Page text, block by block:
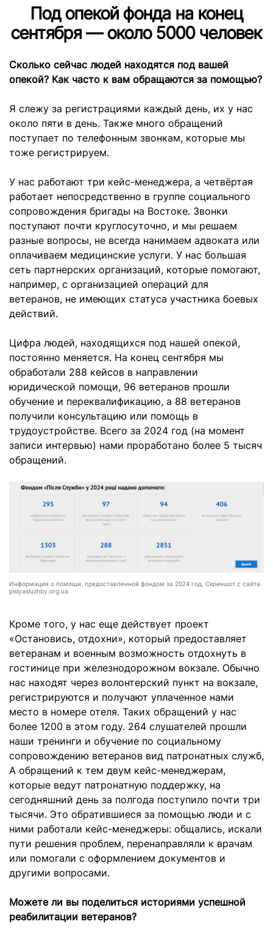
Под опекой фонда на конец
сентября — около 5000 человек
Сколько сейчас людей находятся под вашей
опекой? Как часто к вам обращаются за помощью?
Я слежу за регистрациями каждый день, их у нас
около пяти в день. Также много обращений
поступает по телефонным звонкам, которые мы
тоже регистрируем.
У нас работают три кейс-менеджера, а четвёртая
работает непосредственно в группе социального
сопровождения бригады на Востоке. Звонки
поступают почти круглосуточно, и мы решаем
разные вопросы, не всегда нанимаем адвоката или
оплачиваем медицинские услуги. У нас большая
сеть партнерских организаций, которые помогают,
например, с организацией операций для
ветеранов, не имеющих статуса участника боевых
действий.
Цифра людей, находящихся под нашей опекой,
постоянно меняется. На конец сентября мы
обработали 288 кейсов в направлении
юридической помощи, 96 ветеранов прошли
обучение и переквалификацию, а 88 ветеранов
получили консультацию или помощь в
трудоустройстве. Всего за 2024 год (на момент
записи интервью) нами проработано более 5 тысяч
обращений.
Информация о помощи, предоставленной фондом за 2024 год. Скриншот с сайта
pislyasluzhby.org.ua
Кроме того, у нас еще действует проект
«Остановись, отдохни», который предоставляет
ветеранам и военным возможность отдохнуть в
гостинице при железнодорожном вокзале. Обычно
нас находят через волонтерский пункт на вокзале,
регистрируются и получают уплаченное нами
место в номере отеля. Таких обращений у нас
более 1200 в этом году. 264 слушателей прошли
наши тренинги и обучение по социальному
сопровождению ветеранов вид патронатных служб,
А обращений к тем двум кейс-менеджерам,
которые ведут патронатную поддержку, на
сегодняшний день за полгода поступило почти три
тысячи. Это обратившиеся за помощью люди и с
ними работали кейс-менеджеры: общались, искали
пути решения проблем, перенаправляли к врачам
или помогали с оформлением документов и
другими вопросами.
Можете ли вы поделиться историями успешной
реабилитации ветеранов?